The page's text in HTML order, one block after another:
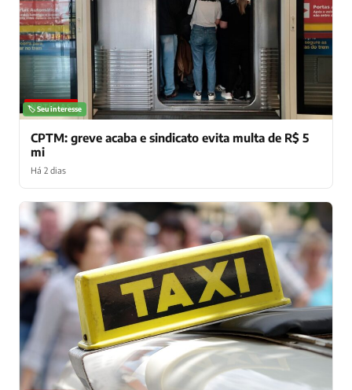
NOTÍCIAS
🏷️ Seu interesse
CPTM: greve acaba e sindicato evita multa de R$ 5
mi
Há 2 dias